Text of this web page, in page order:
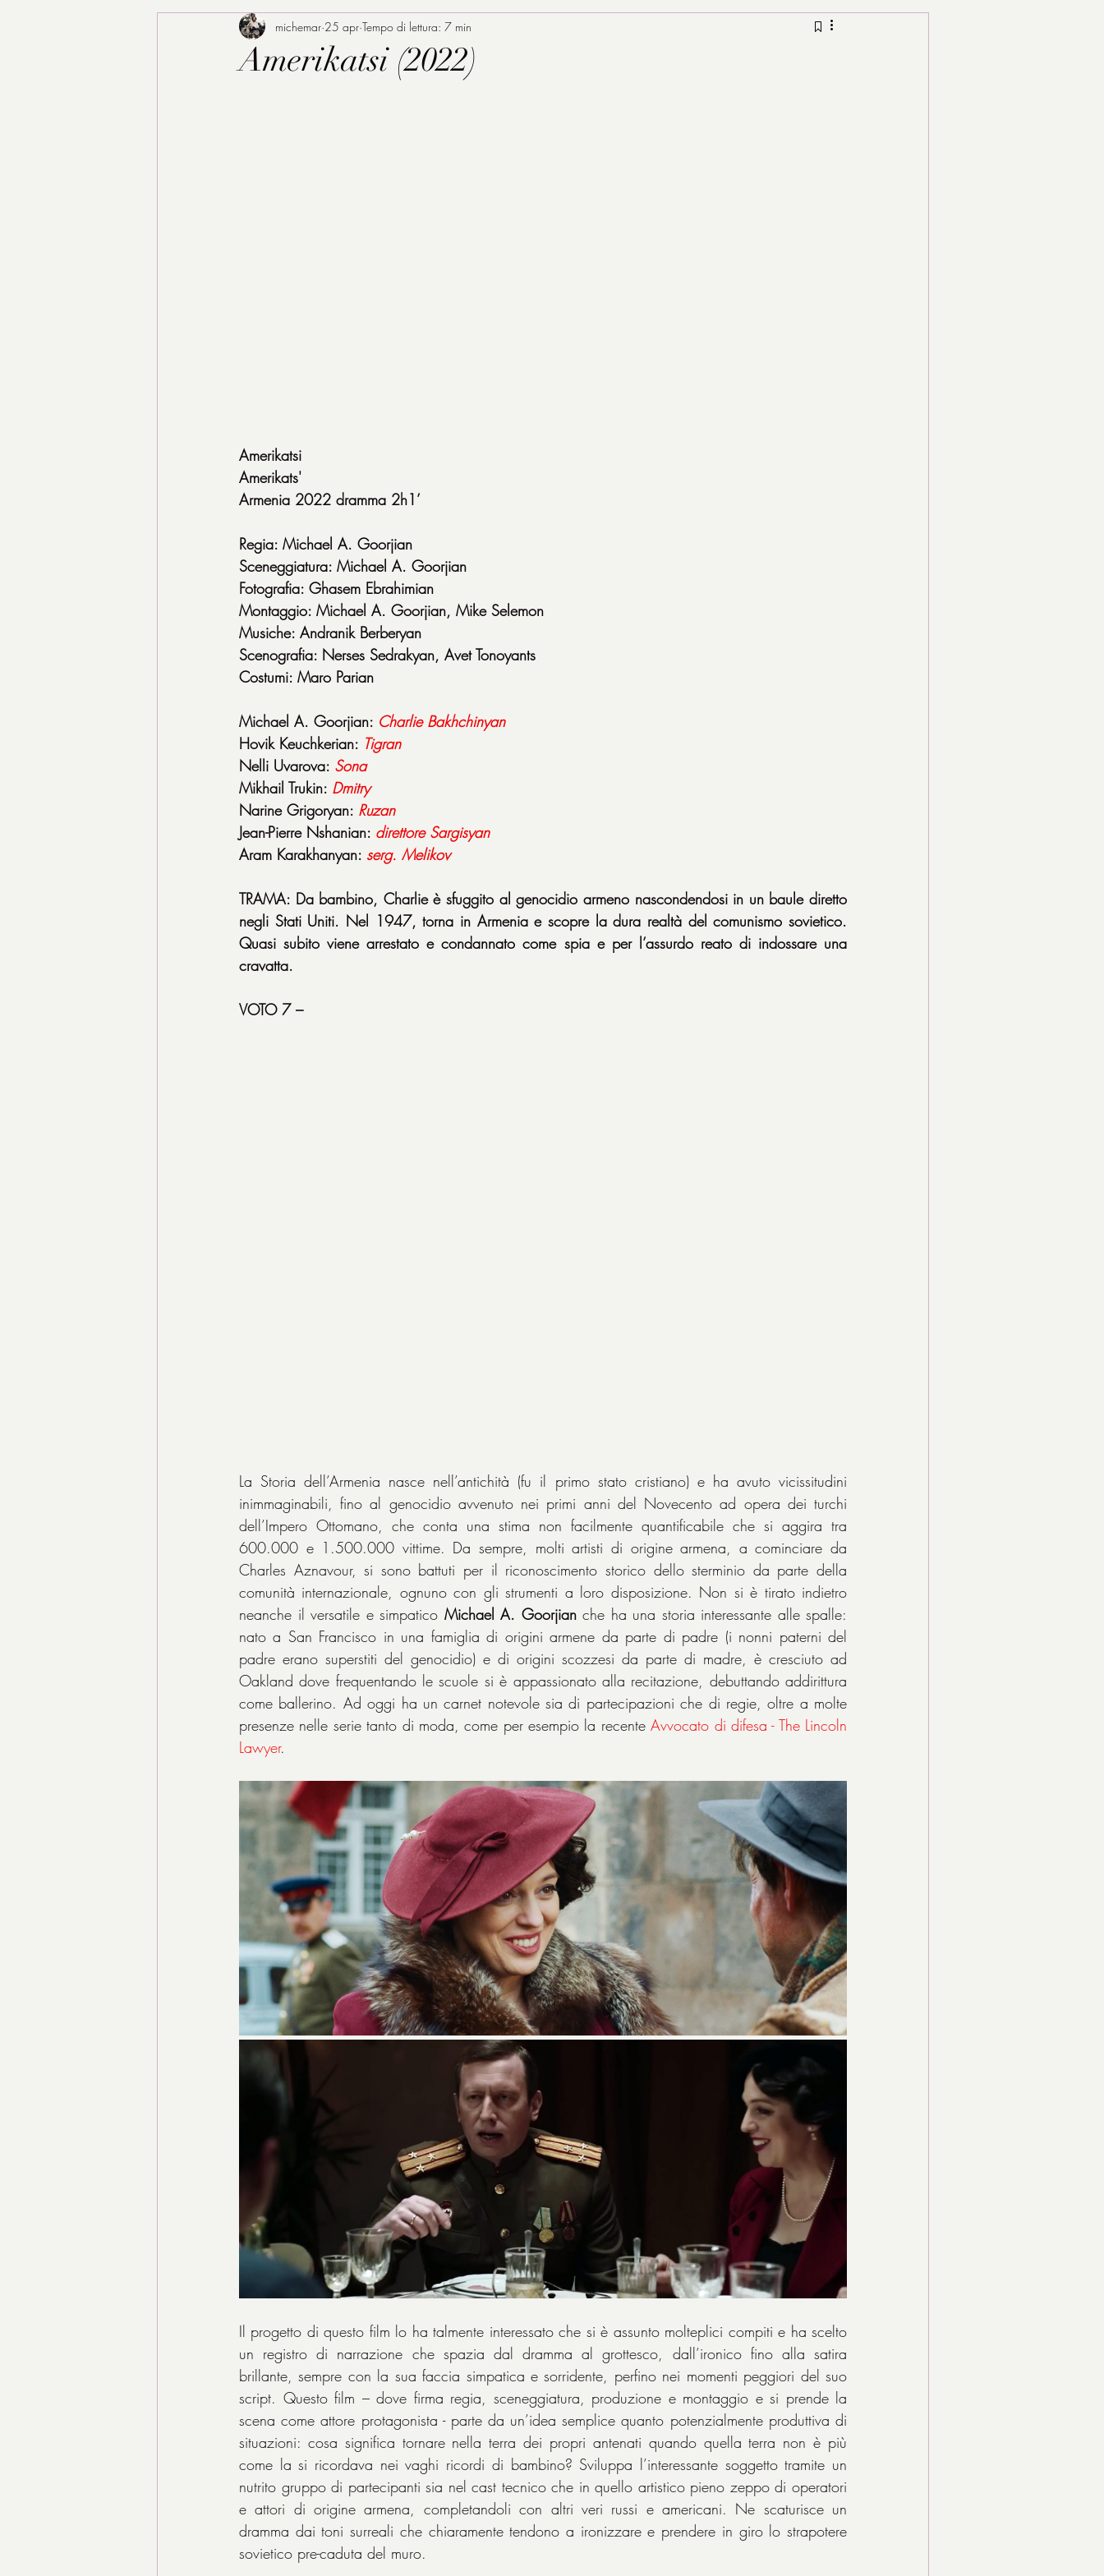
Amerikatsi (2022)
michemar 25 apr Tempo di lettura: 7 min
Amerikatsi
Amerikats'
Armenia 2022 dramma 2h1’
Regia: Michael A. Goorjian
Sceneggiatura: Michael A. Goorjian
Fotografia: Ghasem Ebrahimian
Montaggio: Michael A. Goorjian, Mike Selemon
Musiche: Andranik Berberyan
Scenografia: Nerses Sedrakyan, Avet Tonoyants
Costumi: Maro Parian
Michael A. Goorjian: Charlie Bakhchinyan
Hovik Keuchkerian: Tigran
Nelli Uvarova: Sona
Mikhail Trukin: Dmitry
Narine Grigoryan: Ruzan
Jean-Pierre Nshanian: direttore Sargisyan
Aram Karakhanyan: serg. Melikov
TRAMA: Da bambino, Charlie è sfuggito al genocidio armeno nascondendosi in un baule diretto
negli Stati Uniti. Nel 1947, torna in Armenia e scopre la dura realtà del comunismo sovietico.
Quasi subito viene arrestato e condannato come spia e per l’assurdo reato di indossare una
cravatta.
VOTO 7 –
La Storia dell’Armenia nasce nell’antichità (fu il primo stato cristiano) e ha avuto vicissitudini
inimmaginabili, fino al genocidio avvenuto nei primi anni del Novecento ad opera dei turchi
dell’Impero Ottomano, che conta una stima non facilmente quantificabile che si aggira tra
600.000 e 1.500.000 vittime. Da sempre, molti artisti di origine armena, a cominciare da
Charles Aznavour, si sono battuti per il riconoscimento storico dello sterminio da parte della
comunità internazionale, ognuno con gli strumenti a loro disposizione. Non si è tirato indietro
neanche il versatile e simpatico Michael A. Goorjian che ha una storia interessante alle spalle:
nato a San Francisco in una famiglia di origini armene da parte di padre (i nonni paterni del
padre erano superstiti del genocidio) e di origini scozzesi da parte di madre, è cresciuto ad
Oakland dove frequentando le scuole si è appassionato alla recitazione, debuttando addirittura
come ballerino. Ad oggi ha un carnet notevole sia di partecipazioni che di regie, oltre a molte
presenze nelle serie tanto di moda, come per esempio la recente Avvocato di difesa - The Lincoln
Lawyer.
Il progetto di questo film lo ha talmente interessato che si è assunto molteplici compiti e ha scelto
un registro di narrazione che spazia dal dramma al grottesco, dall’ironico fino alla satira
brillante, sempre con la sua faccia simpatica e sorridente, perfino nei momenti peggiori del suo
script. Questo film – dove firma regia, sceneggiatura, produzione e montaggio e si prende la
scena come attore protagonista - parte da un’idea semplice quanto potenzialmente produttiva di
situazioni: cosa significa tornare nella terra dei propri antenati quando quella terra non è più
come la si ricordava nei vaghi ricordi di bambino? Sviluppa l’interessante soggetto tramite un
nutrito gruppo di partecipanti sia nel cast tecnico che in quello artistico pieno zeppo di operatori
e attori di origine armena, completandoli con altri veri russi e americani. Ne scaturisce un
dramma dai toni surreali che chiaramente tendono a ironizzare e prendere in giro lo strapotere
sovietico pre-caduta del muro.